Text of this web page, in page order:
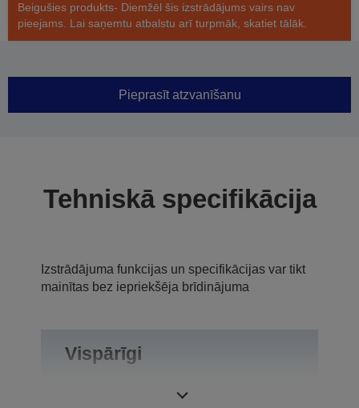
Beigušies produkts- Diemžēl šis izstrādājums vairs nav
pieejams. Lai saņemtu atbalstu arī turpmāk, skatiet tālāk.
Pieprasīt atzvanīšanu
Tehniskā specifikācija
Izstrādājuma funkcijas un specifikācijas var tikt
mainītas bez iepriekšēja brīdinājuma
Vispārīgi